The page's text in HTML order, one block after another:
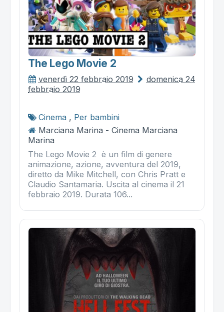
The Lego Movie 2
venerdì 22 febbraio 2019
domenica 24
febbraio 2019
Cinema , Per bambini
Marciana Marina - Cinema Marciana
Marina
The Lego Movie 2 è un film di genere
animazione, azione, avventura del 2019,
diretto da Mike Mitchell, con Chris Pratt e
Claudio Santamaria. Uscita al cinema il 21
febbraio 2019. Durata 106...